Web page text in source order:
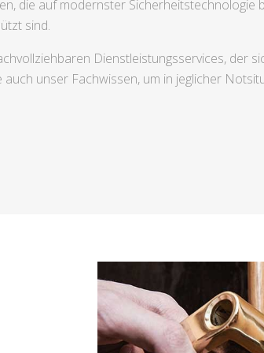
die auf modernster Sicherheitstechnologie
sind.
Dienstleistungsservices, der
unser Fachwissen, um in jeglicher